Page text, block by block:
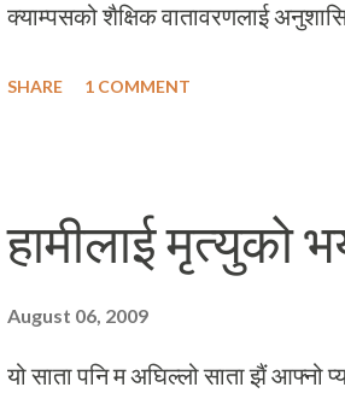
क्याम्पसको शैक्षिक वातावरणलाई
अध्यक्ष पदमा रही आफ्नो काममा
र संघर्षशिल शैक्षिक सिपाही गुमाएको
शान्तिका लागि म भगवान्सँग प्रार्थना
SHARE 1 COMMENT
हामीलाई मृत्युको
August 06, 2009
यो साता पनि म अघिल्लो साता झैं आफ्नो